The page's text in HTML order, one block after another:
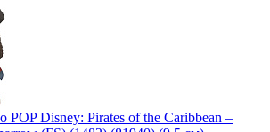
POP Disney: Pirates of the Caribbean –